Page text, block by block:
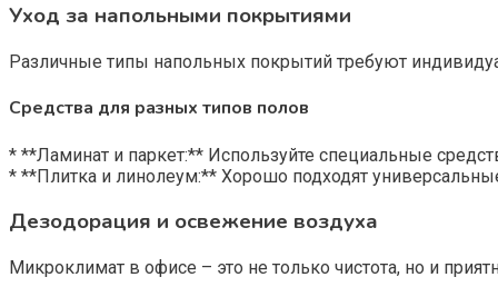
Уход за напольными покрытиями
Различные типы напольных покрытий требуют
Средства для разных типов полов
* **Ламинат и паркет:** Используйте специальные
* **Плитка и линолеум:** Хорошо подходят
Дезодорация и освежение воздуха
Микроклимат в офисе – это не только чистота, но и